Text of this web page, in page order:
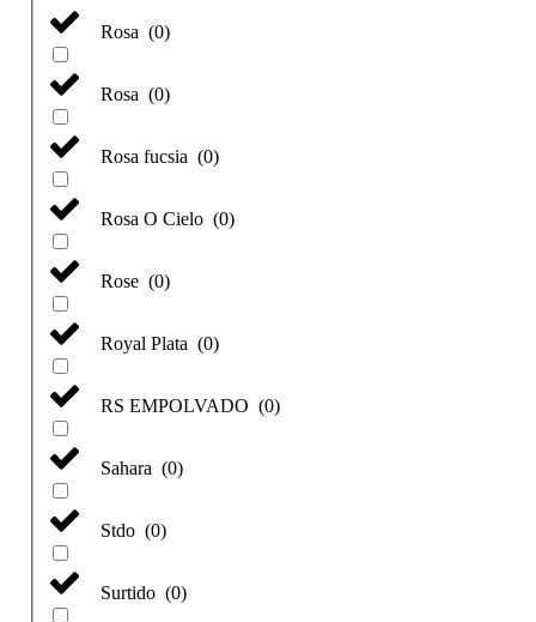
Rosa (0)
Rosa (0)
Rosa fucsia (0)
Rosa O Cielo (0)
Rose (0)
Royal Plata (0)
RS EMPOLVADO (0)
Sahara (0)
Stdo (0)
Surtido (0)